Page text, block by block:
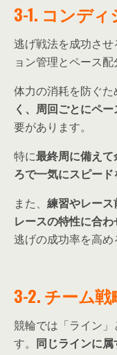
3-1. コンデ
逃げ戦法を成功さ
ョン管理とペース配
体力の消耗を防ぐた
く、周回ごとにペ
要があります。
特に最終周に備え
ろで一気にスピード
また、 練習やレース
レースの特性に合
逃げの成功率を高め
3-2. チーム
競輪では「ライン
す。 同じラインに属